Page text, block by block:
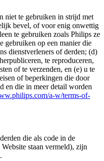
niet te gebruiken in strijd met
bevel, of voor enig onwettig
te gebruiken zoals Philips ze
gebruiken op een manier die
dienstverleners of derden; (d)
te reproduceren,
of te verzenden, en (e) u te
of beperkingen die door
en die in meer detail worden
a-w/terms-of-
die als code in de
staan vermeld), zijn